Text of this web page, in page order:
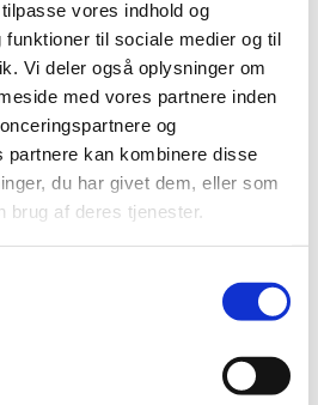
vores indhold og
til sociale medier og til
Vi deler også oplysninger om
med vores partnere inden
og
partnere kan kombinere disse
du har givet dem, eller som
brug af deres tjenester.